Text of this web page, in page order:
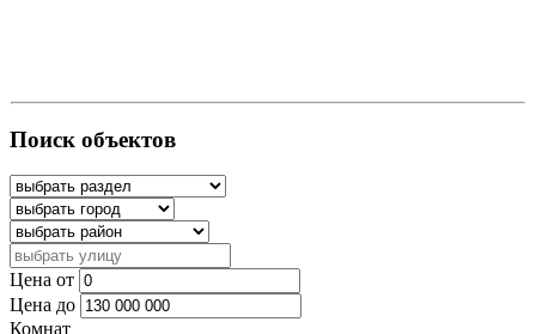
Поиск объектов
Цена от
Цена до
Комнат